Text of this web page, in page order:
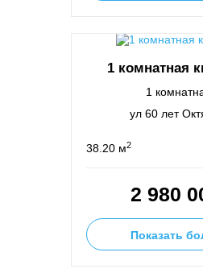
1 комнатная
1
ул 60 лет
38.20 м2
2 980
Показать